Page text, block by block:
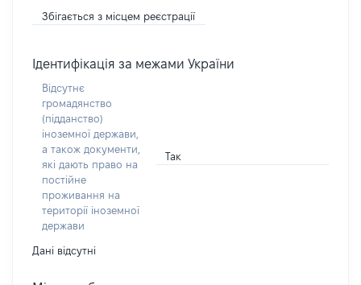
Збігається з місцем реєстрації
Ідентифікація за межами України
Відсутнє
громадянство
(підданство)
іноземної держави,
а також документи,
які дають право на
постійне
проживання на
території іноземної
держави
Так
Дані відсутні